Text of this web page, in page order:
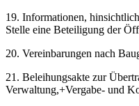
19. Informationen,
Stelle eine Beteiligung der
20. Vereinbarungen nach
21. Beleihungsakte zur
Verwaltung,+Vergabe- und